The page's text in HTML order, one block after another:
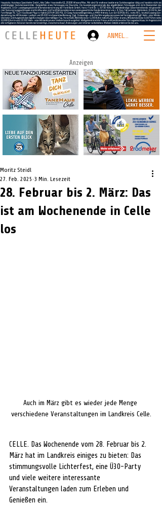
ANMELDEN
Anzeigen
28. Februar bis 2. März: Das
ist am Wochenende in Celle
los
Moritz Steidl
27. Feb. 2025 3 Min. Lesezeit
Auch im März gibt es wieder jede Menge
verschiedene Veranstaltungen im Landkreis Celle.
CELLE. Das Wochenende vom 28. Februar bis 2.
März hat im Landkreis einiges zu bieten: Das
stimmungsvolle Lichterfest, eine Ü30-Party
und viele weitere interessante
Veranstaltungen laden zum Erleben und
Genießen ein.